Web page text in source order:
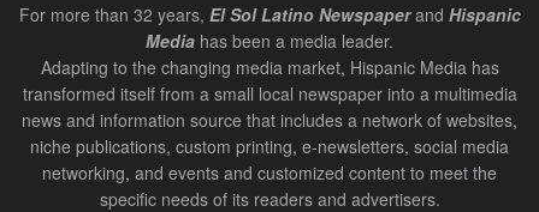
For more than 32 years, El Sol Latino Newspaperand Hispanic
Media has been a media leader.
Adapting to the changing media market, Hispanic Media has
transformed itself from a small local newspaper into a multimedia
news and information source that includes a network of websites,
niche publications, custom printing, e-newsletters, social media
networking, and events and customized content to meet the
specific needs of its readers and advertisers.